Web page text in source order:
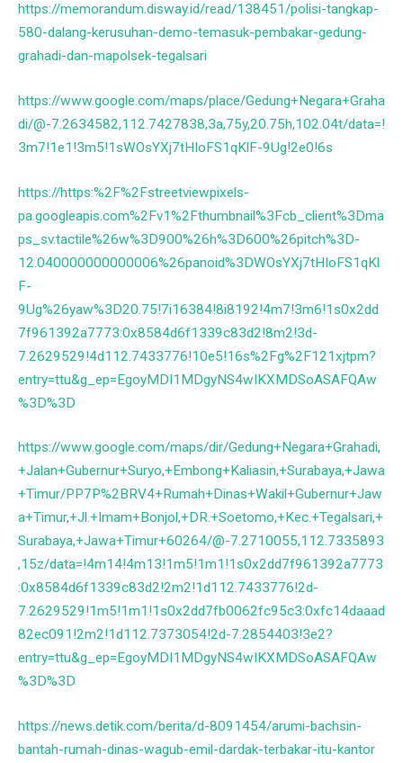
https://memorandum.disway.id/read/138451/polisi-tangkap-
580-dalang-kerusuhan-demo-temasuk-pembakar-gedung-
grahadi-dan-mapolsek-tegalsari
https://www.google.com/maps/place/Gedung+Negara+Graha
di/@-7.2634582,112.7427838,3a,75y,20.75h,102.04t/data=!
3m7!1e1!3m5!1sWOsYXj7tHIoFS1qKlF-9Ug!2e0!6s
https://https:%2F%2Fstreetviewpixels-
pa.googleapis.com%2Fv1%2Fthumbnail%3Fcb_client%3Dma
ps_sv.tactile%26w%3D900%26h%3D600%26pitch%3D-
12.040000000000006%26panoid%3DWOsYXj7tHIoFS1qKl
F-
9Ug%26yaw%3D20.75!7i16384!8i8192!4m7!3m6!1s0x2dd
7f961392a7773:0x8584d6f1339c83d2!8m2!3d-
7.2629529!4d112.7433776!10e5!16s%2Fg%2F121xjtpm?
entry=ttu&g_ep=EgoyMDI1MDgyNS4wIKXMDSoASAFQAw
%3D%3D
https://www.google.com/maps/dir/Gedung+Negara+Grahadi,
+Jalan+Gubernur+Suryo,+Embong+Kaliasin,+Surabaya,+Jawa
+Timur/PP7P%2BRV4+Rumah+Dinas+Wakil+Gubernur+Jaw
a+Timur,+Jl.+Imam+Bonjol,+DR.+Soetomo,+Kec.+Tegalsari,+
Surabaya,+Jawa+Timur+60264/@-7.2710055,112.7335893
,15z/data=!4m14!4m13!1m5!1m1!1s0x2dd7f961392a7773
:0x8584d6f1339c83d2!2m2!1d112.7433776!2d-
7.2629529!1m5!1m1!1s0x2dd7fb0062fc95c3:0xfc14daaad
82ec091!2m2!1d112.7373054!2d-7.2854403!3e2?
entry=ttu&g_ep=EgoyMDI1MDgyNS4wIKXMDSoASAFQAw
%3D%3D
https://news.detik.com/berita/d-8091454/arumi-bachsin-
bantah-rumah-dinas-wagub-emil-dardak-terbakar-itu-kantor